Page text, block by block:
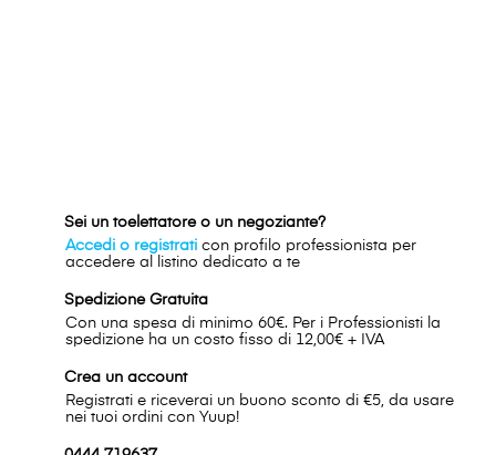
Sei un toelettatore o un negoziante?
Accedi o registrati con profilo professionista per
accedere al listino dedicato a te
Spedizione Gratuita
Con una spesa di minimo 60€. Per i Professionisti la
spedizione ha un costo fisso di 12,00€ + IVA
Crea un account
Registrati e riceverai un buono sconto di €5, da usare
nei tuoi ordini con Yuup!